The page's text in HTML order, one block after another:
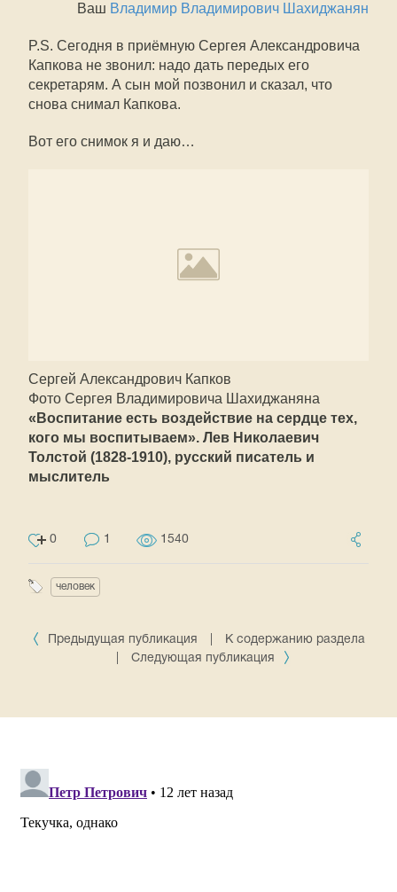
Ваш Владимир Владимирович Шахиджанян
P.S. Сегодня в приёмную Сергея Александровича
Капкова не звонил: надо дать передых его
секретарям. А сын мой позвонил и сказал, что
снова снимал Капкова.
Вот его снимок я и даю…
Сергей Александрович Капков
Фото Сергея Владимировича Шахиджаняна
«Воспитание есть воздействие на сердце тех,
кого мы воспитываем». Лев Николаевич
Толстой (1828-1910), русский писатель и
мыслитель
0 1 1540
человек
Предыдущая публикация
К содержанию раздела
Следующая публикация